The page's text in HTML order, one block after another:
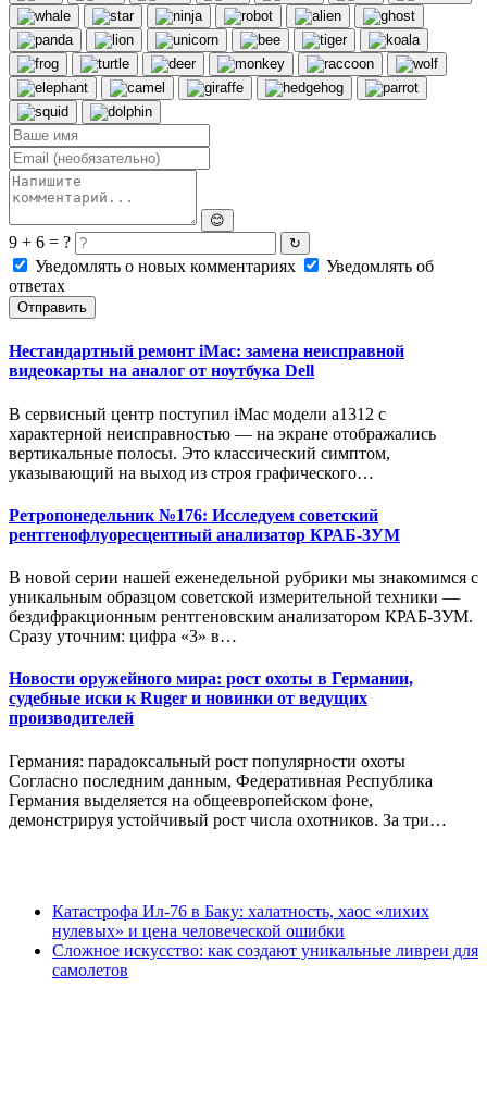
😊
9 + 6 = ? ↻
Уведомлять о новых комментариях
Уведомлять об
ответах
Отправить
Нестандартный ремонт iMac: замена неисправной
видеокарты на аналог от ноутбука Dell
В сервисный центр поступил iMac модели a1312 с
характерной неисправностью — на экране отображались
вертикальные полосы. Это классический симптом,
указывающий на выход из строя графического…
Ретропонедельник №176: Исследуем советский
рентгенофлуоресцентный анализатор КРАБ-3УМ
В новой серии нашей еженедельной рубрики мы знакомимся с
уникальным образцом советской измерительной техники —
бездифракционным рентгеновским анализатором КРАБ-3УМ.
Сразу уточним: цифра «3» в…
Новости оружейного мира: рост охоты в Германии,
судебные иски к Ruger и новинки от ведущих
производителей
Германия: парадоксальный рост популярности охоты
Согласно последним данным, Федеративная Республика
Германия выделяется на общеевропейском фоне,
демонстрируя устойчивый рост числа охотников. За три…
Катастрофа Ил-76 в Баку: халатность, хаос «лихих
нулевых» и цена человеческой ошибки
Сложное искусство: как создают уникальные ливреи для
самолетов